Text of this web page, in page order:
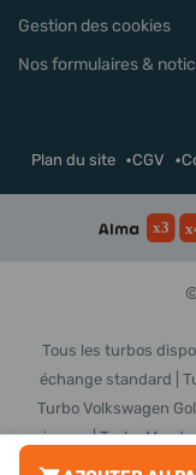
Gestion des cookies
Nos formulaires &
Plan du site CGV
Tous les turbos
échange standard
Turbo Volkswagen
picasso Turbo Mazda
Golf 6
Turbo Nissan